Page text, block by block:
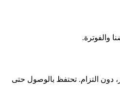
والفوترة.
دون التزام. تحتفظ بالوصول حتى